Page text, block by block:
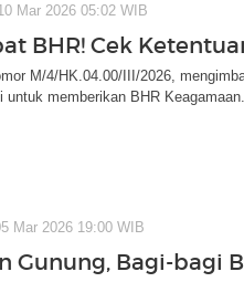
Mar 2026 05:02 WIB
BHR! Cek
M/4/HK.04.00/III/2026,
memberikan BHR Keagamaan.
Mar 2026 19:00 WIB
Gunung, Bagi-bagi